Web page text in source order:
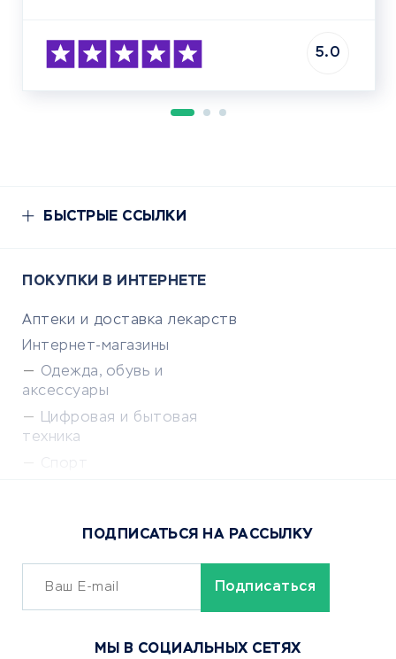
5.0
БЫСТРЫЕ ССЫЛКИ
ПОКУПКИ В ИНТЕРНЕТЕ
Аптеки и доставка лекарств
Интернет-магазины
Одежда, обувь и
аксессуары
Цифровая и бытовая
техника
Сервисы доставки
ОБУЧЕНИЕ И РАБОТА
ПОДПИСАТЬСЯ НА РАССЫЛКУ
МЫ В СОЦИАЛЬНЫХ СЕТЯХ